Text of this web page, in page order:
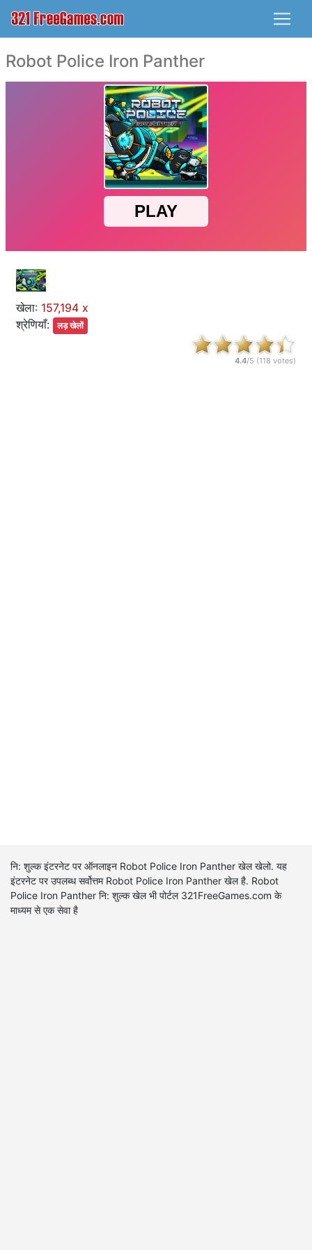
Robot Police Iron Panther
खेला: 157,194 x
श्रेणियाँ:
लड़ खेलों
4.4/5 (118 votes)
नि: शुल्क इंटरनेट पर ऑनलाइन Robot Police Iron Panther खेल खेलो. यह
इंटरनेट पर उपलब्ध सर्वोत्तम Robot Police Iron Panther खेल है. Robot
Police Iron Panther नि: शुल्क खेल भी पोर्टल 321FreeGames.com के
माध्यम से एक सेवा है